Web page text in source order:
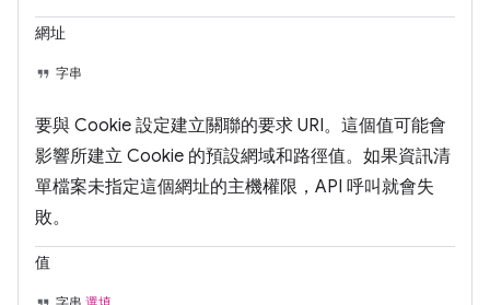
網址
字串
要與 Cookie 設定建立關聯的要求 URI。這個值可能會
影響所建立 Cookie 的預設網域和路徑值。如果資訊清
單檔案未指定這個網址的主機權限，API 呼叫就會失
敗。
值